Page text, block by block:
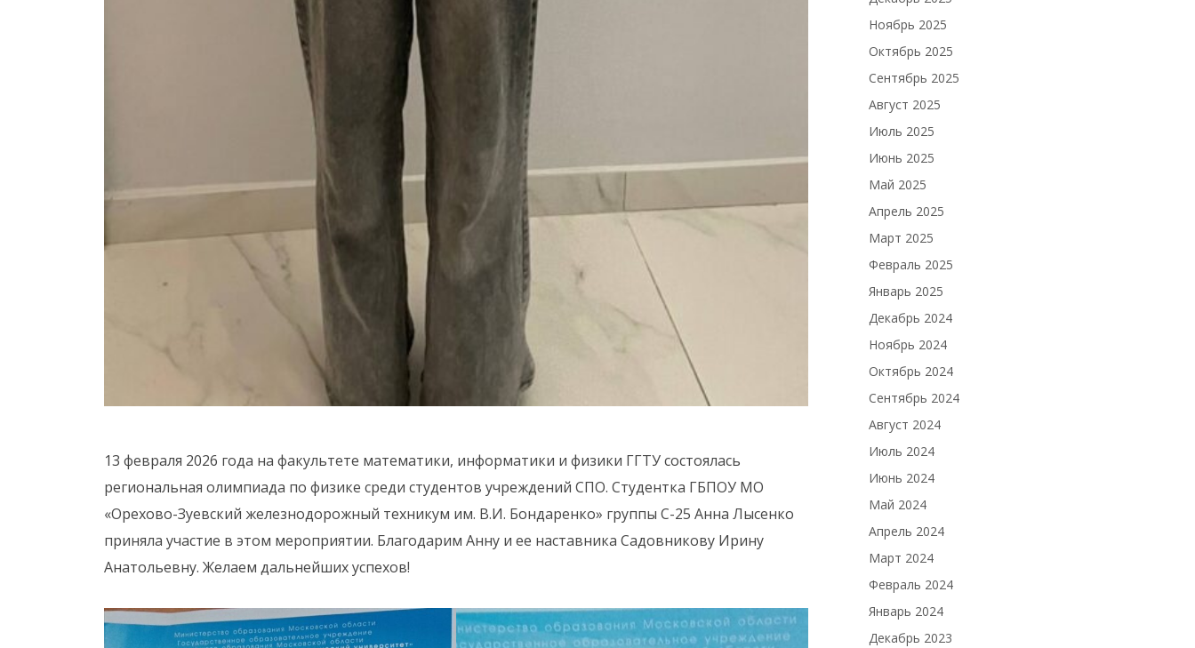
13 февраля 2026 года на факультете математики, информатики и физики ГГТУ состоялась
региональная олимпиада по физике среди студентов учреждений СПО. Студентка ГБПОУ МО
«Орехово-Зуевский железнодорожный техникум им. В.И. Бондаренко» группы С-25 Анна Лысенко
приняла участие в этом мероприятии. Благодарим Анну и ее наставника Садовникову Ирину
Анатольевну. Желаем дальнейших успехов!
Ноябрь 2025
Октябрь 2025
Сентябрь 2025
Август 2025
Июль 2025
Июнь 2025
Май 2025
Апрель 2025
Март 2025
Февраль 2025
Январь 2025
Декабрь 2024
Ноябрь 2024
Октябрь 2024
Сентябрь 2024
Август 2024
Июль 2024
Июнь 2024
Май 2024
Апрель 2024
Март 2024
Февраль 2024
Январь 2024
Декабрь 2023